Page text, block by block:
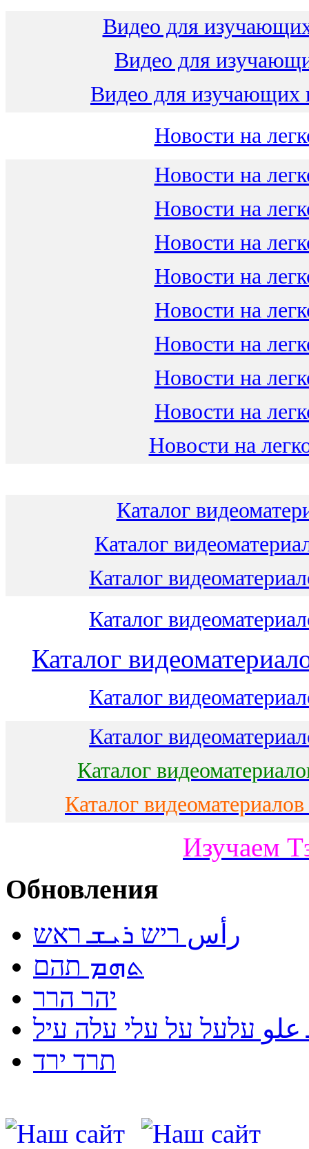
Видео для
Видео для
Видео для изучающих
Новости на
Новости на
Новости на
Новости на
Новости на
Новости на
Новости на
Новости на
Новости на
Новости на
Каталог
Каталог
Каталог
Каталог
Каталог
Каталог
Каталог
Каталог
Каталог
Изучаем
Обновления
رأس ריש ܪܝܫ ראש
ܬܗܡ תהם
יהר הרר
עלעל על עלי עלה עיל
תרד ירד